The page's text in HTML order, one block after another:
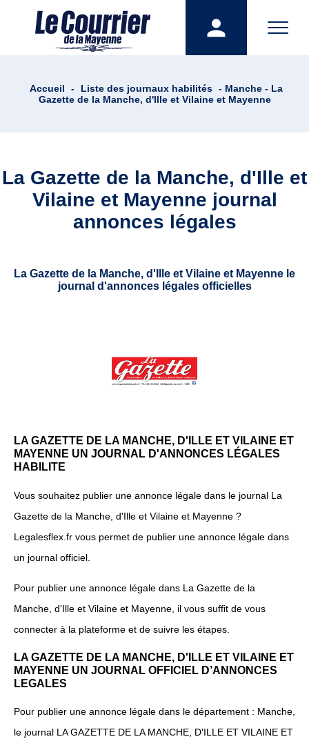
Accueil - Liste des journaux habilités - Manche - La
Gazette de la Manche, d'Ille et Vilaine et Mayenne
La Gazette de la Manche, d'Ille et
Vilaine et Mayenne journal
annonces légales
La Gazette de la Manche, d'Ille et Vilaine et Mayenne le
journal d'annonces légales officielles
LA GAZETTE DE LA MANCHE, D'ILLE ET VILAINE ET
MAYENNE UN JOURNAL D'ANNONCES LÉGALES
HABILITE
Vous souhaitez publier une annonce légale dans le journal La
Gazette de la Manche, d'Ille et Vilaine et Mayenne ?
Legalesflex.fr vous permet de publier une annonce légale dans
un journal officiel.
Pour publier une annonce légale dans La Gazette de la
Manche, d'Ille et Vilaine et Mayenne, il vous suffit de vous
connecter à la plateforme et de suivre les étapes.
LA GAZETTE DE LA MANCHE, D'ILLE ET VILAINE ET
MAYENNE UN JOURNAL OFFICIEL D’ANNONCES
LEGALES
Pour publier une annonce légale dans le département : Manche,
le journal LA GAZETTE DE LA MANCHE, D'ILLE ET VILAINE ET